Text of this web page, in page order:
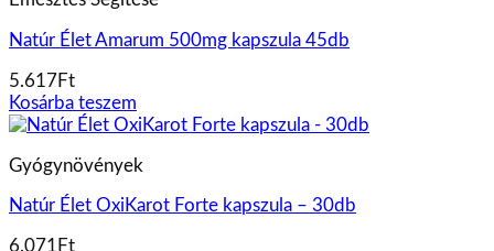
Natúr Élet Amarum 500mg kapszula 45db
5.617 Ft
Kosárba teszem
Gyógynövények
Natúr Élet OxiKarot Forte kapszula – 30db
6.071 Ft